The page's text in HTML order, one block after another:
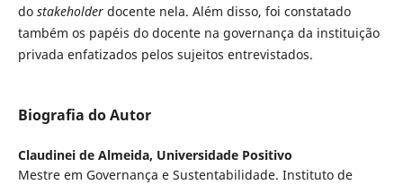
do stakeholder docente nela. Além disso, foi constatado
também os papéis do docente na governança da instituição
privada enfatizados pelos sujeitos entrevistados.
Biografia do Autor
Claudinei de Almeida, Universidade Positivo
Mestre em Governança e Sustentabilidade. Instituto de